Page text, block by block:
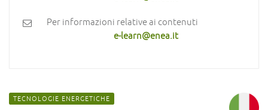
Per informazioni relative ai contenuti
e-learn@enea.it
TECNOLOGIE ENERGETICHE